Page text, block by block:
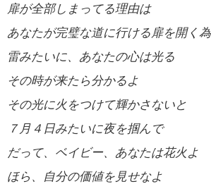
扉が全部しまってる理由は
あなたが完璧な道に行ける扉を開く
雷みたいに、あなたの心は光る
その時が来たら分かるよ
その光に火をつけて輝かさないと
７月４日みたいに夜を掴んで
だって、ベイビー、あなたは花火よ
ほら、自分の価値を見せなよ